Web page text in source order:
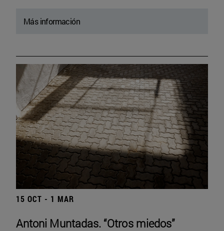
Más información
15 OCT - 1 MAR
Antoni Muntadas. “Otros miedos”